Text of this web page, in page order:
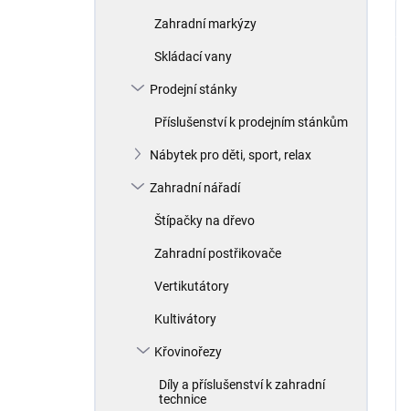
Zahradní markýzy
Skládací vany
Prodejní stánky
Příslušenství k prodejním stánkům
Nábytek pro děti, sport, relax
Zahradní nářadí
Štípačky na dřevo
Zahradní postřikovače
Vertikutátory
Kultivátory
Křovinořezy
Díly a příslušenství k zahradní
technice